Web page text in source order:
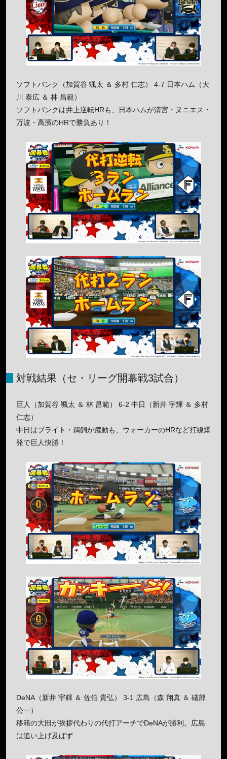
ソフトバンク（加賀谷 颯太 ＆ 多村 仁志） 4-7 日本ハム（大
川 泰広 ＆ 林 昌範）
ソフトバンクは井上逆転HRも、日本ハムが清宮・ヌニエス・
万波・高濱のHRで勝負あり！
対戦結果（セ・リーグ開幕戦3試合）
巨人（加賀谷 颯太 ＆ 林 昌範） 6-2 中日（新井 宇輝 ＆ 多村
仁志）
中日はブライト・鵜飼が躍動も、ウォーカーのHRなど打線爆
発で巨人快勝！
DeNA（新井 宇輝 ＆ 佐伯 貴弘） 3-1 広島（森 翔真 ＆ 礒部
公一）
移籍の大田が挨拶代わりの代打アーチでDeNAが勝利。広島
は追い上げ及ばず